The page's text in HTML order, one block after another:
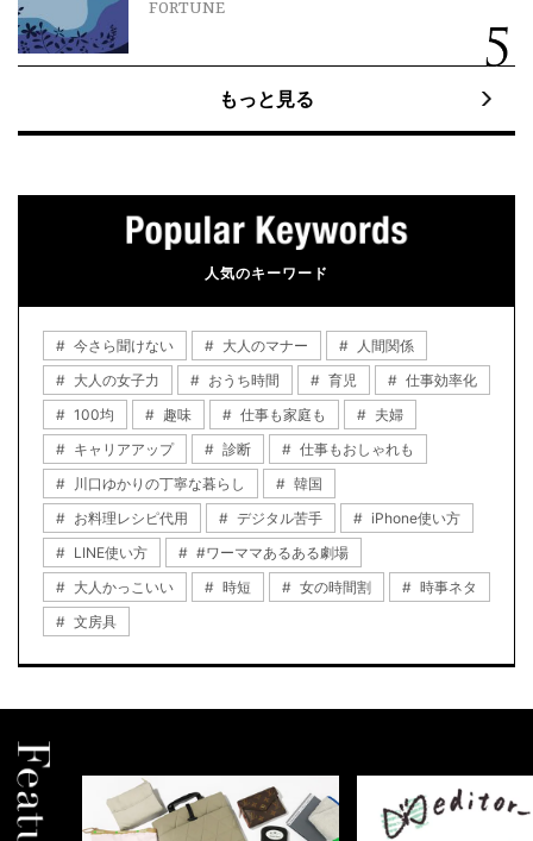
FORTUNE
もっと見る
人気のキーワード
今さら聞けない 大人のマナー
人間関係
大人の女子力
おうち時間 育児
仕事効率化
100均
趣味 仕事も家庭も
夫婦
キャリアアップ
診断
仕事もおしゃれも
川口ゆかりの丁寧な暮らし
韓国
お料理レシピ代用
デジタル苦手
iPhone使い方
LINE使い方
#ワーママあるある劇場
大人かっこいい
時短 女の時間割
時事ネタ
文房具